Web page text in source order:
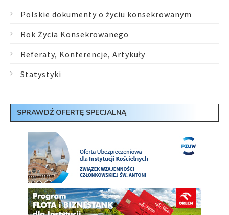
Polskie dokumenty o życiu konsekrowanym
Rok Życia Konsekrowanego
Referaty, Konferencje, Artykuły
Statystyki
SPRAWDŹ OFERTĘ SPECJALNĄ